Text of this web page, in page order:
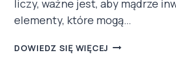
liczy, ważne jest, aby mądrze
elementy, które mogą…
DOWIEDZ SIĘ WIĘCEJ FOTOGRAFIA